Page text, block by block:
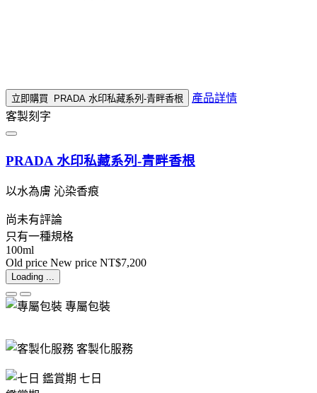
立即購買 PRADA 水印私藏系列-青畔香根
產品詳情
客製刻字
PRADA 水印私藏系列-青畔香根
以水為膚 沁染香痕
尚未有評論
只有一種規格
100ml
Old price New price NT$7,200
Loading ...
專屬包裝
客製化服務
七日